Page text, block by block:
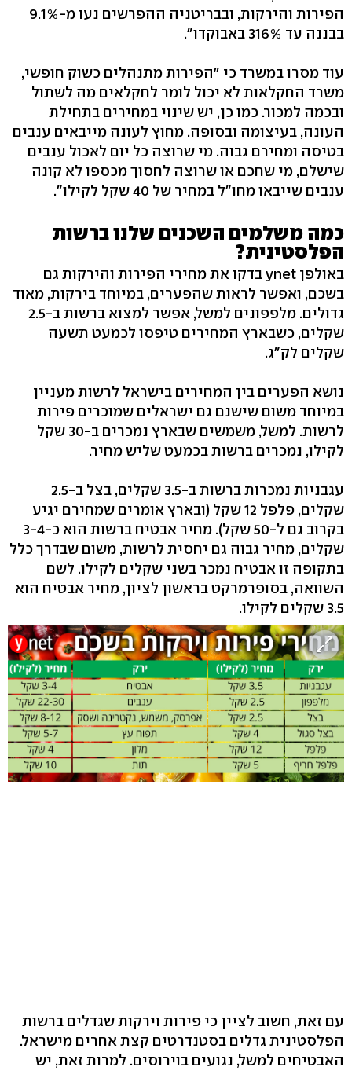
הפירות והירקות, ובבריטניה ההפרשים נעו מ-9.1%
בבננה עד 316% באבוקדו".
עוד מסרו במשרד כי "הפירות מתנהלים כשוק חופשי,
משרד החקלאות לא יכול לומר לחקלאים מה לשתול
ובכמה למכור. כמו כן, יש שינוי במחירים בתחילת
העונה, בעיצומה ובסופה. מחוץ לעונה מייבאים ענבים
בטיסה ומחירם גבוה. מי שרוצה כל יום לאכול ענבים
שישלם, מי שחכם או שרוצה לחסוך מכספו לא קונה
ענבים שייבאו מחו"ל במחיר של 40 שקל לקילו".
כמה משלמים השכנים שלנו ברשות
הפלסטינית?
באולפן ynet בדקו את מחירי הפירות והירקות גם
בשכם, ואפשר לראות שהפערים, במיוחד בירקות, מאוד
גדולים. מלפפונים למשל, אפשר למצוא ברשות ב-2.5
שקלים, כשבארץ המחירים טיפסו לכמעט תשעה
שקלים לק"ג.
נושא הפערים בין המחירים בישראל לרשות מעניין
במיוחד משום שישנם גם ישראלים שמוכרים פירות
לרשות. למשל, משמשים שבארץ נמכרים ב-30 שקל
לקילו, נמכרים ברשות בכמעט שליש מחיר.
עגבניות נמכרות ברשות ב-3.5 שקלים, בצל ב-2.5
שקלים, פלפל 12 שקל (ובארץ אומרים שמחירם יגיע
בקרוב גם ל-50 שקל). מחיר אבטיח ברשות הוא כ-3-4
שקלים, מחיר גבוה גם יחסית לרשות, משום שבדרך כלל
בתקופה זו אבטיח נמכר בשני שקלים לקילו. לשם
השוואה, בסופרמרקט בראשון לציון, מחיר אבטיח הוא
3.5 שקלים לקילו.
עם זאת, חשוב לציין כי פירות וירקות שגדלים ברשות
הפלסטינית גדלים בסטנדרטים קצת אחרים מישראל.
האבטיחים למשל, נגועים בוירוסים. למרות זאת, יש